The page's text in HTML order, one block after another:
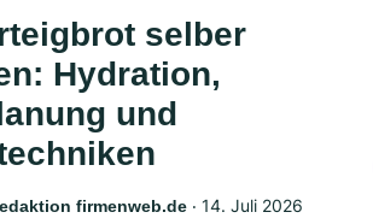
selber
Hydration,
und
firmenweb.de ‧ 14. Juli 2026